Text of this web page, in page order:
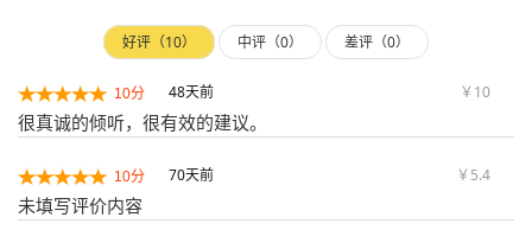
好评（10） 中评（0） 差评（0）
10分 48天前 ￥10
很真诚的倾听，很有效的建议。
10分 70天前 ￥5.4
未填写评价内容